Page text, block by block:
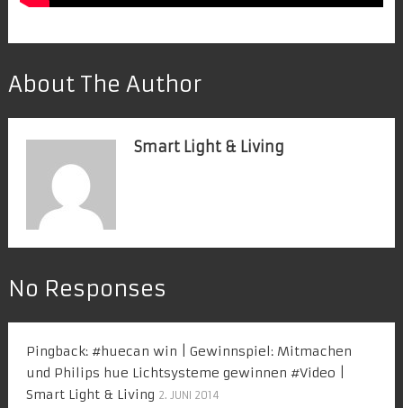
About The Author
Smart Light & Living
No Responses
Pingback: #huecan win | Gewinnspiel: Mitmachen
und Philips hue Lichtsysteme gewinnen #Video |
Smart Light & Living 2. JUNI 2014